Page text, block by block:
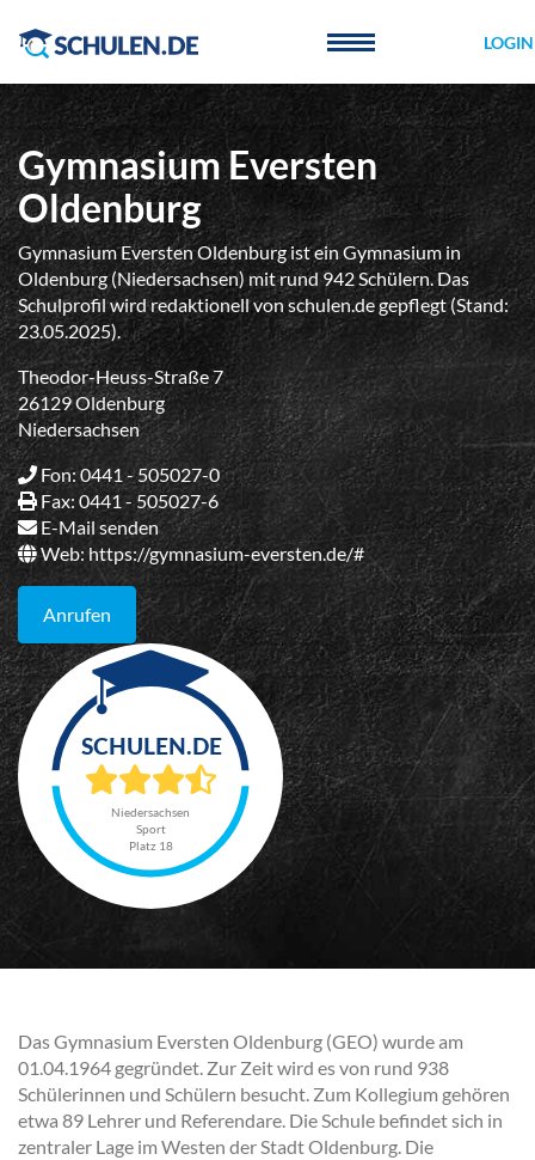
LOGIN
Gymnasium Eversten
Oldenburg
Gymnasium Eversten Oldenburg ist ein Gymnasium in
Oldenburg (Niedersachsen) mit rund 942 Schülern. Das
Schulprofil wird redaktionell von schulen.de gepflegt (Stand:
23.05.2025).
Theodor-Heuss-Straße 7
26129 Oldenburg
Niedersachsen
Fon: 0441 - 505027-0
Fax: 0441 - 505027-6
E-Mail senden
Web:https://gymnasium-eversten.de/#
Anrufen
Niedersachsen
Sport
Platz 18
Das Gymnasium Eversten Oldenburg (GEO) wurde am
01.04.1964 gegründet. Zur Zeit wird es von rund 938
Schülerinnen und Schülern besucht. Zum Kollegium gehören
etwa 89 Lehrer und Referendare. Die Schule befindet sich in
zentraler Lage im Westen der Stadt Oldenburg. Die